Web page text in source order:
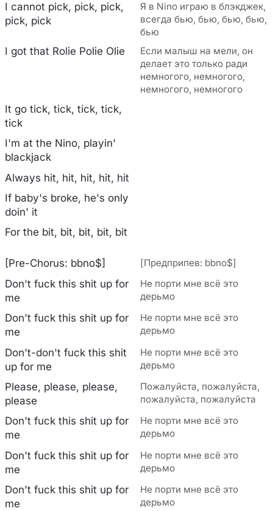
I cannot pick, pick, pick,
pick, pick
Я в Nino играю в блэкджек,
всегда бью, бью, бью, бью,
бью
I got that Rolie Polie Olie
Если малыш на мели, он
делает это только ради
немногого, немногого,
немногого, немногого
It go tick, tick, tick, tick,
tick
I'm at the Nino, playin'
blackjack
Always hit, hit, hit, hit, hit
If baby's broke, he's only
doin' it
For the bit, bit, bit, bit, bit
[Pre-Chorus: bbno$] [Предприпев: bbno$]
Don't fuck this shit up for
me
Не порти мне всё это
дерьмо
Don't fuck this shit up for
me
Не порти мне всё это
дерьмо
Don't-don't fuck this shit
up for me
Не порти мне всё это
дерьмо
Please, please, please,
please
Пожалуйста, пожалуйста,
пожалуйста, пожалуйста
Don't fuck this shit up for
me
Не порти мне всё это
дерьмо
Don't fuck this shit up for
me
Не порти мне всё это
дерьмо
Don't fuck this shit up for
me
Не порти мне всё это
дерьмо